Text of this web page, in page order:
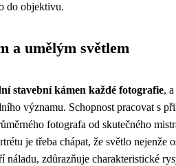
do objektivu.
a umělým světlem
stavební kámen každé fotografie,
významu. Schopnost pracovat s
fotografa od skutečného
je třeba chápat, že světlo nejenže
náladu, zdůrazňuje charakteristické